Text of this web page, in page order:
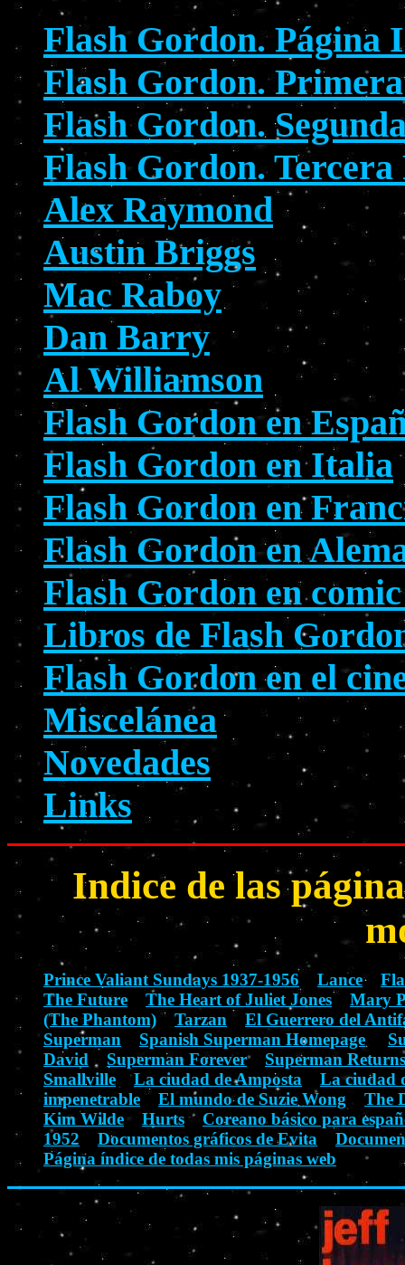
Flash Gordon. Página
Flash Gordon.
Flash Gordon.
Flash Gordon. Tercera
Alex Raymond
Austin Briggs
Mac Raboy
Dan Barry
Al Williamson
Flash Gordon en
Flash Gordon en Italia
Flash Gordon en
Flash Gordon en
Flash Gordon en
Libros de Flash
Flash Gordon en el
Miscelánea
Novedades
Links
Indice de las
Prince Valiant Sundays 1937-1956 Lance
The Future
The Heart of Juliet Jones
Mary
(The Phantom)
Tarzan
El Guerrero del
Superman
Spanish Superman Homepage
David
Superman Forever
Superman Returns
Smallville
La ciudad de Amposta
La ciudad
impenetrable
El mundo de Suzie Wong
The
Kim Wilde
Hurts
Coreano básico para
1952
Documentos gráficos de Evita
Página índice de todas mis páginas web